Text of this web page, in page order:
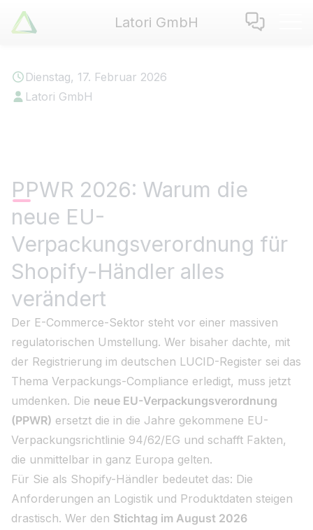
Latori GmbH Latori GmbH
Kontakt
Dienstag, 17. Februar 2026
Latori GmbH
PPWR 2026: Warum die
neue EU-
Verpackungsverordnung für
Shopify-Händler alles
verändert
Der E-Commerce-Sektor steht vor einer massiven
regulatorischen Umstellung. Wer bisaher dachte, mit
der Registrierung im deutschen LUCID-Register sei das
Thema Verpackungs-Compliance erledigt, muss jetzt
umdenken. Die neue EU-Verpackungsverordnung
(PPWR) ersetzt die in die Jahre gekommene EU-
Verpackungsrichtlinie 94/62/EG und schafft Fakten,
die unmittelbar in ganz Europa gelten.
Für Sie als Shopify-Händler bedeutet das: Die
Anforderungen an Logistik und Produktdaten steigen
drastisch. Wer den Stichtag im August 2026